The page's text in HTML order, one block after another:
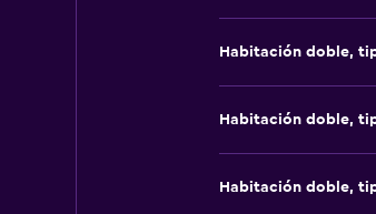
Habitación doble,
Habitación doble,
Habitación doble,